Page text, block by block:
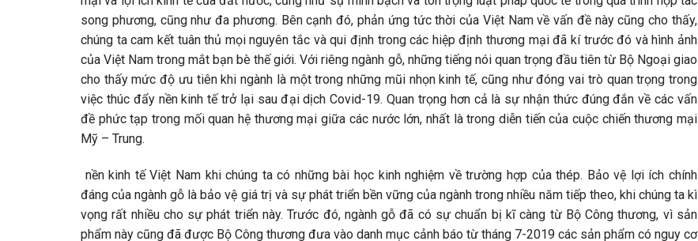
song phương, cũng như đa phương. Bên cạnh đó, phản ứng tức thời của Việt Nam về vấn đề này cũng cho thấy,
chúng ta cam kết tuân thủ mọi nguyên tắc và qui định trong các hiệp định thương mại đã kí trước đó và hình ảnh
của Việt Nam trong mắt bạn bè thế giới. Với riêng ngành gỗ, những tiếng nói quan trọng đầu tiên từ Bộ Ngoại giao
cho thấy mức độ ưu tiên khi ngành là một trong những mũi nhọn kinh tế, cũng như đóng vai trò quan trọng trong
việc thúc đẩy nền kinh tế trở lại sau đại dịch Covid-19. Quan trọng hơn cả là sự nhận thức đúng đắn về các vấn
đề phức tạp trong mối quan hệ thương mại giữa các nước lớn, nhất là trong diễn tiến của cuộc chiến thương mại
Mỹ – Trung.
nền kinh tế Việt Nam khi chúng ta có những bài học kinh nghiệm về trường hợp của thép. Bảo vệ lợi ích chính
đáng của ngành gỗ là bảo vệ giá trị và sự phát triển bền vững của ngành trong nhiều năm tiếp theo, khi chúng ta kì
vọng rất nhiều cho sự phát triển này. Trước đó, ngành gỗ đã có sự chuẩn bị kĩ càng từ Bộ Công thương, vì sản
phẩm này cũng đã được Bộ Công thương đưa vào danh mục cảnh báo từ tháng 7-2019 các sản phẩm có nguy cơ